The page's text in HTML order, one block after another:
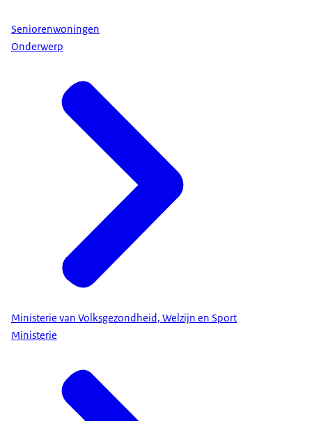
Seniorenwoningen
Onderwerp
Ministerie van Volksgezondheid, Welzijn en Sport
Ministerie